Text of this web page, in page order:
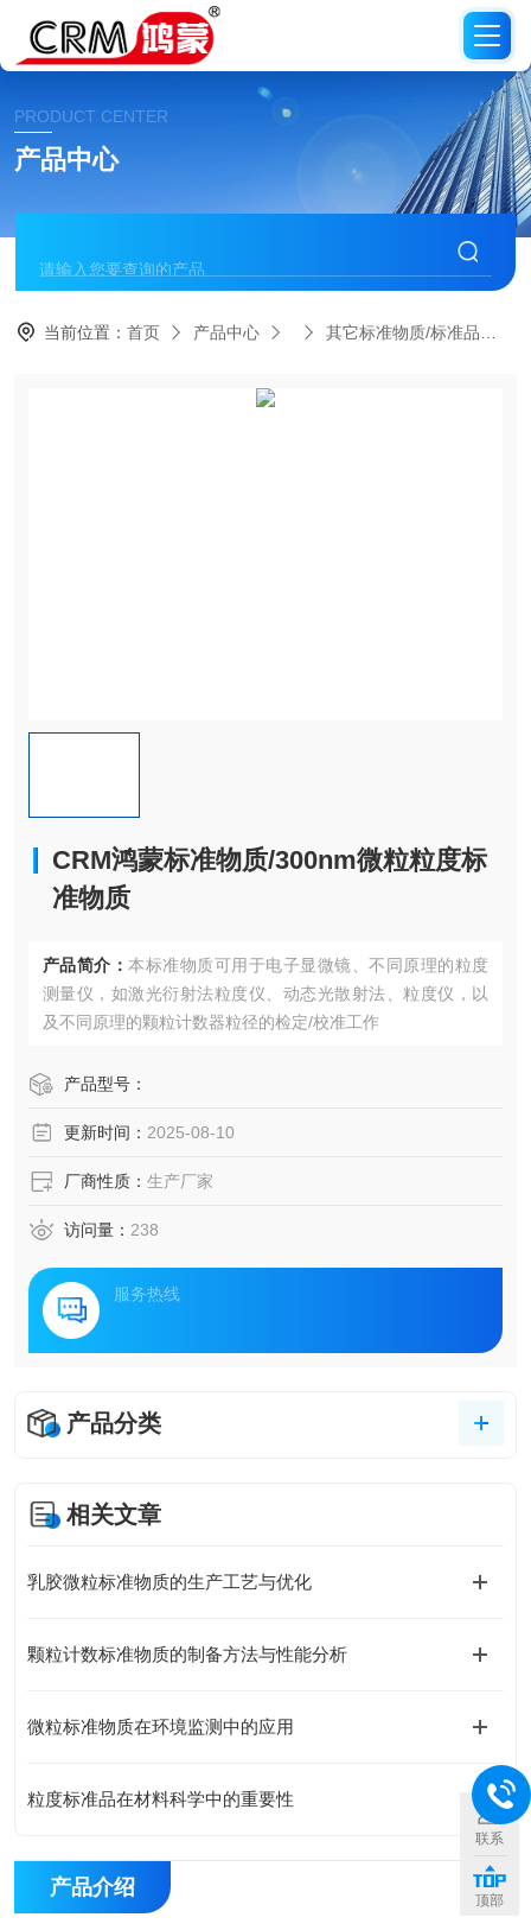
PRODUCT CENTER
产品中心
当前位置：首页 产品中心 其它标准物质/标准品
CRM鸿蒙标准物质/300nm微粒粒度标
准物质
产品简介： 本标准物质可用于电子显微镜、不同原理的粒度
测量仪，如激光衍射法粒度仪、动态光散射法、粒度仪，以
及不同原理的颗粒计数器粒径的检定/校准工作
产品型号：
更新时间： 2025-08-10
厂商性质： 生产厂家
访问量： 238
服务热线
产品分类
相关文章
乳胶微粒标准物质的生产工艺与优化
颗粒计数标准物质的制备方法与性能分析
微粒标准物质在环境监测中的应用
粒度标准品在材料科学中的重要性
产品介绍
联系
顶部